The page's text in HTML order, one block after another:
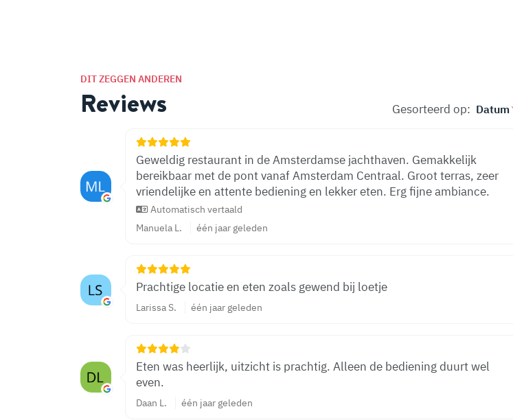
DIT ZEGGEN ANDEREN
Reviews Gesorteerd op:
Geweldig restaurant in de Amsterdamse jachthaven. Gemakkelijk
bereikbaar met de pont vanaf Amsterdam Centraal. Groot terras, zeer
vriendelijke en attente bediening en lekker eten. Erg fijne ambiance.
Automatisch vertaald
Manuela L.
één jaar geleden
Prachtige locatie en eten zoals gewend bij loetje
Larissa S. één jaar geleden
Eten was heerlijk, uitzicht is prachtig. Alleen de bediening duurt wel
even.
Daan L. één jaar geleden